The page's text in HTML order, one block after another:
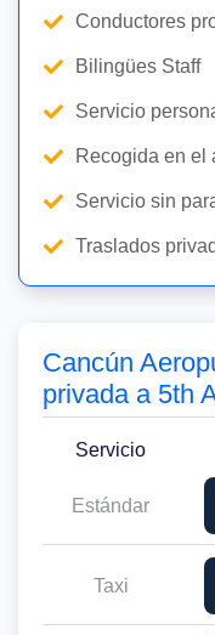
Cancún
privada a 5th
Servicio
Estándar
Taxi
Conductores
Bilingües Staff
Servicio
Recogida en el
Servicio sin
Traslados